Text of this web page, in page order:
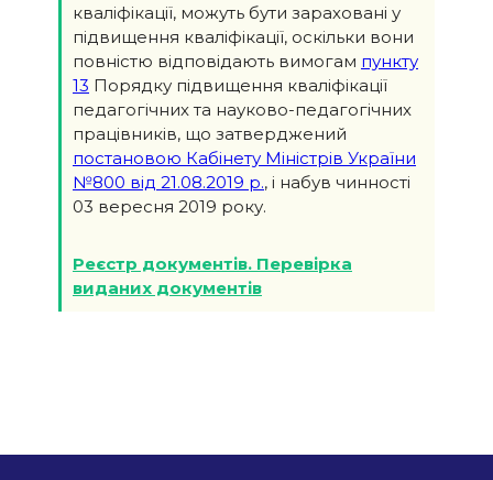
кваліфікації, можуть бути зараховані у
підвищення кваліфікації, оскільки вони
повністю відповідають вимогам пункту
13 Порядку підвищення кваліфікації
педагогічних та науково-педагогічних
працівників, що затверджений
постановою Кабінету Міністрів України
№800 від 21.08.2019 р., і набув чинності
03 вересня 2019 року.
Реєстр документів. Перевірка
виданих документів